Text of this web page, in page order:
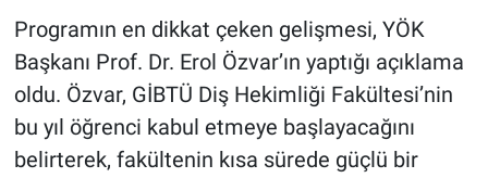
Programın en dikkat çeken gelişmesi, YÖK
Başkanı Prof. Dr. Erol Özvar’ın yaptığı açıklama
oldu. Özvar, GİBTÜ Diş Hekimliği Fakültesi’nin
bu yıl öğrenci kabul etmeye başlayacağını
belirterek, fakültenin kısa sürede güçlü bir